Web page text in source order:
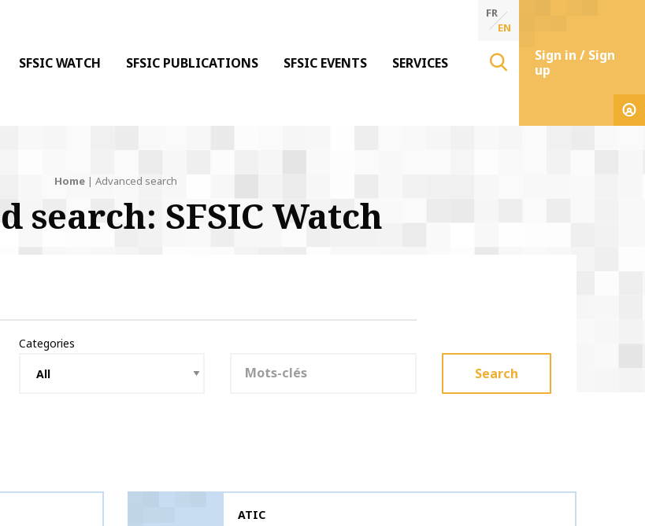
& de la Communication
SFSIC WATCH SFSIC PUBLICATIONS SFSIC EVENTS SERVICES
FR
EN
Sign in / Sign
up
Home Advanced search
search: SFSIC Watch
Categories
Search
Publication name
ATIC